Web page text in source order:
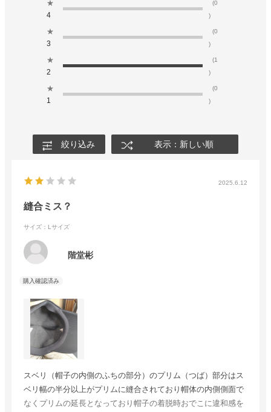
★
4
(0
)
★
3
(0
)
★
2
(1
)
★
1
(0
)
絞り込み 表示：新しい順
2025.6.12
縫合ミス？
サイズ：Lサイズ
階堂彬
スベリ（帽子の内側のふちの部分）のプリム（つば）部分はス
ベリ幅の半分以上がプリムに縫合されており帽体の内側側面で
なくプリムの延長となっており帽子の着脱時おでこに違和感を